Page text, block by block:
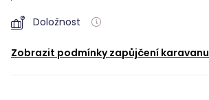
Doložnost
Zobrazit podmínky zapůjčení karavanu